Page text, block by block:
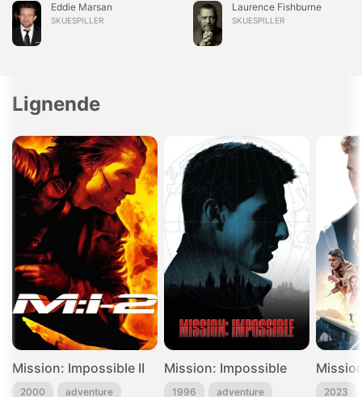
Eddie Marsan
SKUESPILLER
Laurence Fishburne
SKUESPILLER
Lignende
Mission: Impossible II
2000 adventure
Mission: Impossible
1996 adventure 2023